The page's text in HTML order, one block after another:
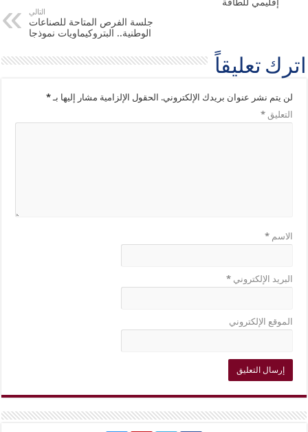
التالي
جلسة الفرص المتاحة للصناعات
الوطنية.. البتروكيماويات نموذجا
اترك تعليقاً
لن يتم نشر عنوان بريدك الإلكتروني. الحقول الإلزامية مشار إليها بـ*
التعليق*
الاسم*
البريد الإلكتروني*
الموقع الإلكتروني